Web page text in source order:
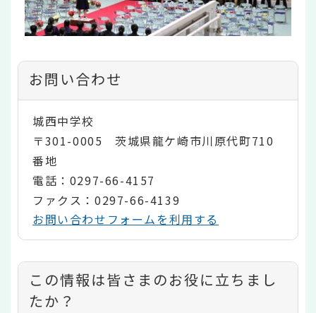
お問い合わせ
城西中学校
〒301-0005 茨城県龍ケ崎市川原代町710
番地
電話：0297-66-4157
ファクス：0297-66-4139
お問い合わせフォームを利用する
コ
ン
この情報は皆さまのお役に立ちまし
たか？